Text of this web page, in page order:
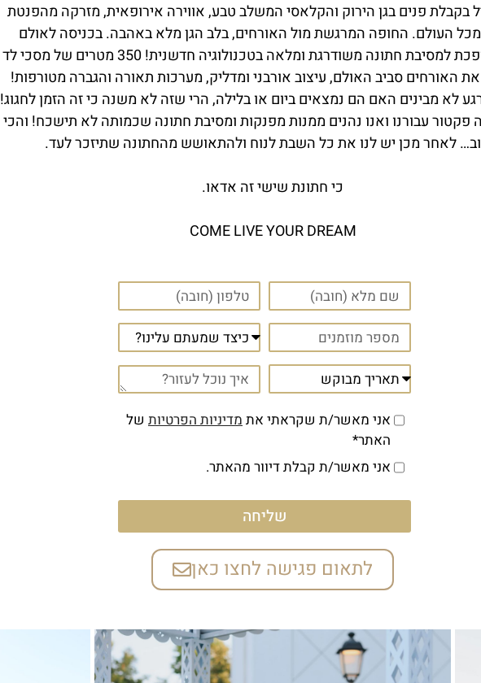
בקבלת פנים בגן הירוק והקלאסי המשלב טבע, אווירה אירופאית, מזרקה מהפנטת
העולם. החופה המרגשת מול האורחים, בלב הגן מלא באהבה. בכניסה לאולם
האווירה הופכת למסיבת חתונה משודרגת ומלאה בטכנולוגיה חדשנית! 350 מטרים של מסכי לד
האורחים סביב האולם, עיצוב אורבני ומדליק, מערכות תאורה והגברה מטורפות!
לא מבינים האם הם נמצאים ביום או בלילה, הרי שזה לא משנה כי זה הזמן לחגוג!
עבורנו ואנו נהנים ממנות מפנקות ומסיבת חתונה שכמותה לא תישכח! והכי
לאחר מכן יש לנו את כל השבת לנוח ולהתאושש מהחתונה שתיזכר לעד.
כי חתונת שישי זה אדאו.
COME LIVE YOUR DREAM
אני מאשר/ת שקראתי אתמדיניות הפרטיות של
האתר*
אני מאשר/ת קבלת דיוור מהאתר.
שליחה
לתאום פגישה לחצו כאן